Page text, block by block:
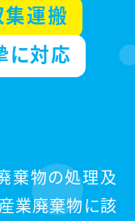
運搬
に対応
棄物の処理及
産業廃棄物に該